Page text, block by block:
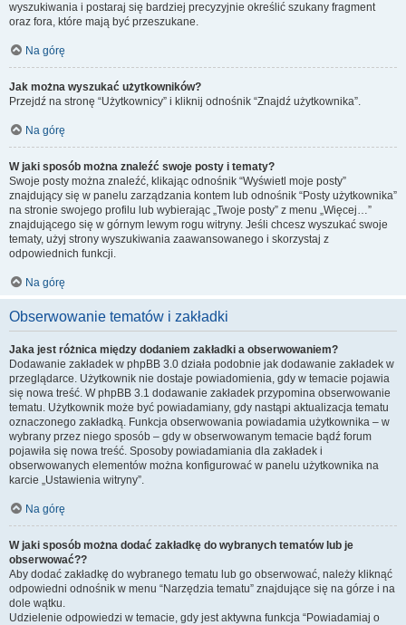
wyszukiwania i postaraj się bardziej precyzyjnie określić szukany fragment
oraz fora, które mają być przeszukane.
Na górę
Jak można wyszukać użytkowników?
Przejdź na stronę “Użytkownicy” i kliknij odnośnik “Znajdź użytkownika”.
Na górę
W jaki sposób można znaleźć swoje posty i tematy?
Swoje posty można znaleźć, klikając odnośnik “Wyświetl moje posty”
znajdujący się w panelu zarządzania kontem lub odnośnik “Posty użytkownika”
na stronie swojego profilu lub wybierając „Twoje posty” z menu „Więcej…”
znajdującego się w górnym lewym rogu witryny. Jeśli chcesz wyszukać swoje
tematy, użyj strony wyszukiwania zaawansowanego i skorzystaj z
odpowiednich funkcji.
Na górę
Obserwowanie tematów i zakładki
Jaka jest różnica między dodaniem zakładki a obserwowaniem?
Dodawanie zakładek w phpBB 3.0 działa podobnie jak dodawanie zakładek w
przeglądarce. Użytkownik nie dostaje powiadomienia, gdy w temacie pojawia
się nowa treść. W phpBB 3.1 dodawanie zakładek przypomina obserwowanie
tematu. Użytkownik może być powiadamiany, gdy nastąpi aktualizacja tematu
oznaczonego zakładką. Funkcja obserwowania powiadamia użytkownika – w
wybrany przez niego sposób – gdy w obserwowanym temacie bądź forum
pojawiła się nowa treść. Sposoby powiadamiania dla zakładek i
obserwowanych elementów można konfigurować w panelu użytkownika na
karcie „Ustawienia witryny”.
Na górę
W jaki sposób można dodać zakładkę do wybranych tematów lub je
obserwować??
Aby dodać zakładkę do wybranego tematu lub go obserwować, należy kliknąć
odpowiedni odnośnik w menu “Narzędzia tematu” znajdujące się na górze i na
dole wątku.
Udzielenie odpowiedzi w temacie, gdy jest aktywna funkcja “Powiadamiaj o